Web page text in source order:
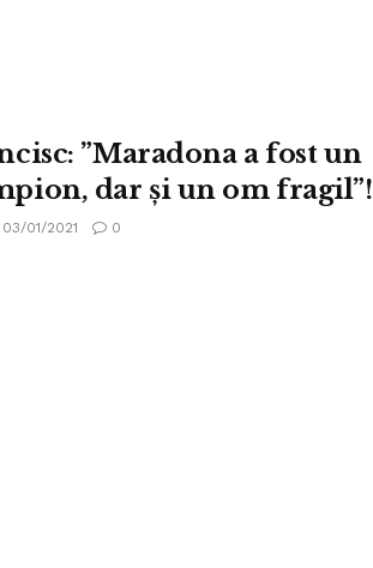
”Maradona a fost un
dar și un om fragil”!
01/2021 0